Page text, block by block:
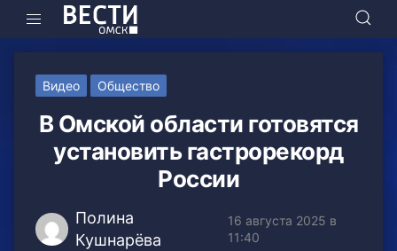
Видео Общество
В Омской области готовятся
установить гастрорекорд
России
Полина
Кушнарёва
16 августа 2025 в
11:40